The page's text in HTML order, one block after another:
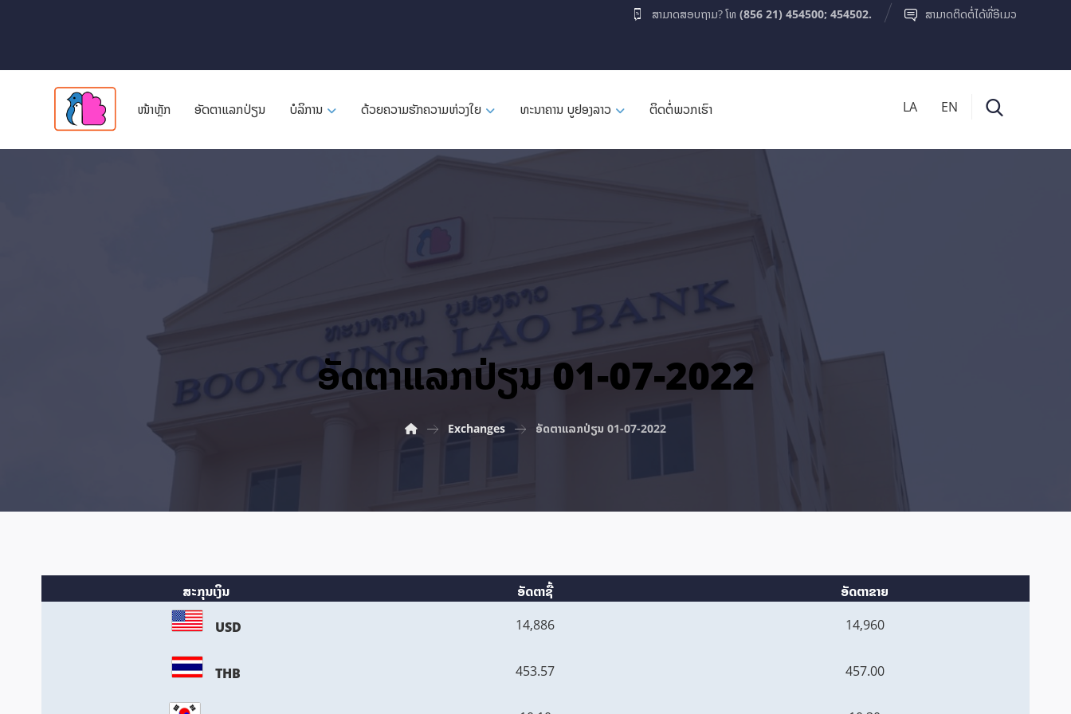
ສາມາດຕິດຕໍ່ໄດ້ທີ່ອີເມວ
ສາມາດສອບຖາມ? ໂທ(856 21) 454500; 454502.
ໜ້າຫຼັກ ອັດ​ຕາ​ແລກ​ປ່ຽນ ບໍລິການ ດ້ວຍຄວາມຮັກຄວາມຫ່ວງໃຍ ທະນາຄານ ບູຢອງລາວ ຕິດຕໍ່ພວກເຮົາ LA EN
ອັດ​ຕາ​ແລກ​ປ່ຽນ 01-07-2022
Exchanges ອັດ​ຕາ​ແລກ​ປ່ຽນ 01-07-2022
ສະກຸນເງິນ ອັດຕາຊື້ ອັດຕາຂາຍ
USD 14,886 14,960
THB 453.57 457.00